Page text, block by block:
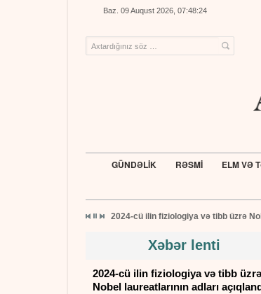
Baz. 09 Auqust 2026, 07:48:24
GÜNDƏLİK RƏSMİ ELM VƏ
2024-cü ilin fiziologiya və tibb üzrə
Xəbər lenti
2024-cü ilin fiziologiya və tibb üzrə
Nobel laureatlarının adları